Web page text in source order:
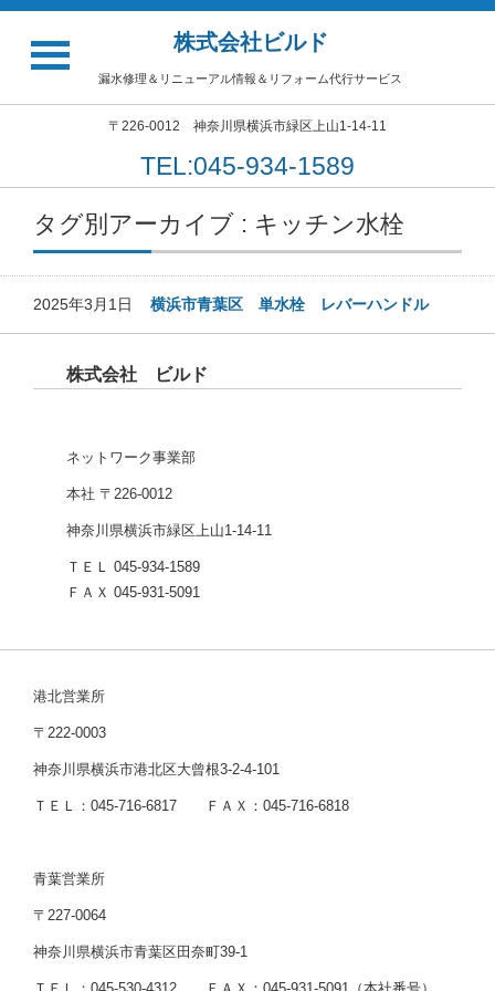
株式会社ビルド
漏水修理＆リニューアル情報＆リフォーム代行サービス
〒226-0012 神奈川県横浜市緑区上山1-14-11
TEL:045-934-1589
タグ別アーカイブ : キッチン水栓
2025年3月1日 横浜市青葉区 単水栓 レバーハンドル
株式会社 ビルド
ネットワーク事業部
本社 〒226-0012
神奈川県横浜市緑区上山1-14-11
ＴＥＬ 045-934-1589
ＦＡＸ 045-931-5091
港北営業所
〒222-0003
神奈川県横浜市港北区大曾根3-2-4-101
ＴＥＬ：045-716-6817 ＦＡＸ：045-716-6818
青葉営業所
〒227-0064
神奈川県横浜市青葉区田奈町39-1